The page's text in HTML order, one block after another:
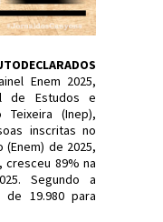
Enem 2025,
de Estudos e
Teixeira (Inep),
inscritas no
(Enem) de 2025,
cresceu 89% na
Segundo a
19.980 para